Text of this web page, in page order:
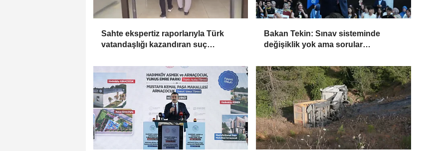
Sahte ekspertiz raporlarıyla Türk
vatandaşlığı kazandıran suç
Bakan Tekin: Sınav sisteminde
değişiklik yok ama sorular